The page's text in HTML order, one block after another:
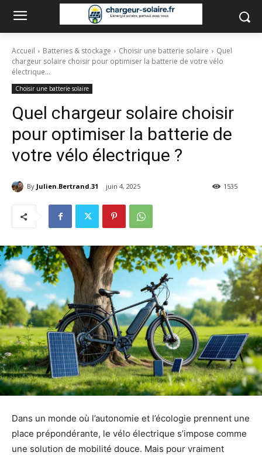
Accueil Batteries & stockage Choisir une batterie solaire
Quel
chargeur solaire choisir pour optimiser la batterie de votre vélo
électrique...
Choisir une batterie solaire
Quel chargeur solaire choisir
pour optimiser la batterie de
votre vélo électrique ?
By Julien.Bertrand.31 juin 4, 2025 1535
Dans un monde où l’autonomie et l’écologie prennent une
place prépondérante, le vélo électrique s’impose comme
une solution de mobilité douce. Mais pour vraiment